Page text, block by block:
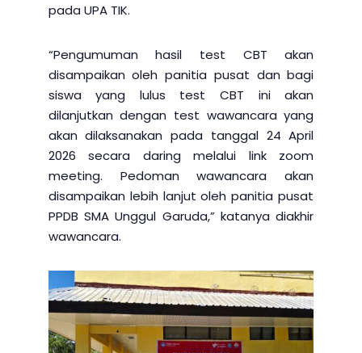
pada UPA TIK.
“Pengumuman hasil test CBT akan
disampaikan oleh panitia pusat dan bagi
siswa yang lulus test CBT ini akan
dilanjutkan dengan test wawancara yang
akan dilaksanakan pada tanggal 24 April
2026 secara daring melalui link zoom
meeting. Pedoman wawancara akan
disampaikan lebih lanjut oleh panitia pusat
PPDB SMA Unggul Garuda,” katanya diakhir
wawancara.